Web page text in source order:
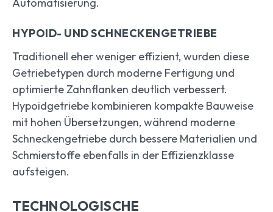
Automatisierung.
HYPOID- UND SCHNECKENGETRIEBE
Traditionell eher weniger effizient, wurden diese
Getriebetypen durch moderne Fertigung und
optimierte Zahnflanken deutlich verbessert.
Hypoidgetriebe kombinieren kompakte Bauweise
mit hohen Übersetzungen, während moderne
Schneckengetriebe durch bessere Materialien und
Schmierstoffe ebenfalls in der Effizienzklasse
aufsteigen.
TECHNOLOGISCHE